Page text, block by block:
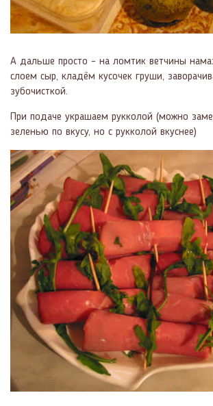
А дальше просто – на ломтик ветчины
слоем сыр, кладём кусочек груши,
зубочисткой.
При подаче украшаем рукколой (можно
зеленью по вкусу, но с рукколой вкуснее)